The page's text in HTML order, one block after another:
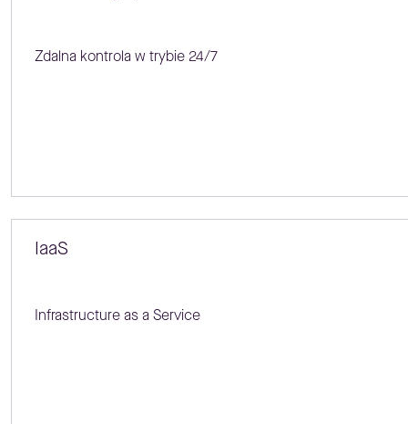
Zdalna kontrola w trybie 24/7
IaaS
Infrastructure as a Service